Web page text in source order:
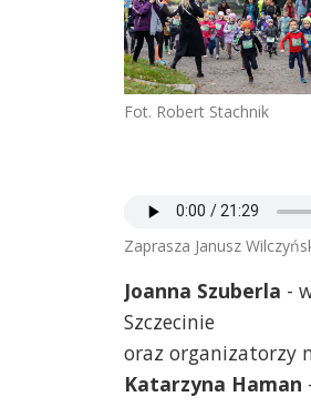
Fot. Robert Stachnik
Zaprasza Janusz
Joanna Szuberla -
Szczecinie
oraz organizatorzy
Katarzyna Haman